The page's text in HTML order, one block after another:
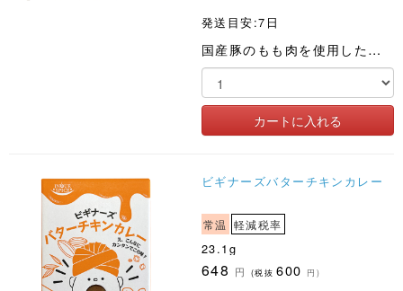
発送目安:7日
国産豚のもも肉を使用した、フリーズドライの豚汁です
ビギナーズバターチキンカレー
常温 軽減税率
23.1g
648 円 (税抜600 円)